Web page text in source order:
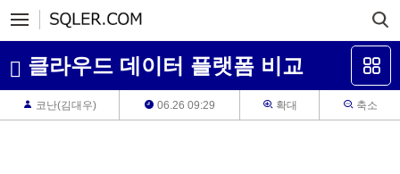
클라우드 데이터 플랫폼 비교
코난(김대우) 06.26 09:29 확대 축소